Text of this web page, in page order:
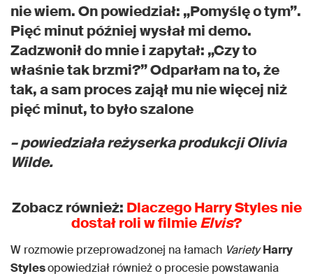
nie wiem. On powiedział: „Pomyślę o tym”.
Pięć minut później wysłał mi demo.
Zadzwonił do mnie i zapytał: „Czy to
właśnie tak brzmi?” Odparłam na to, że
tak, a sam proces zajął mu nie więcej niż
pięć minut, to było szalone
– powiedziała reżyserka produkcji Olivia
Wilde.
Zobacz również: Dlaczego Harry Styles nie
dostał roli w filmieElvis?
W rozmowie przeprowadzonej na łamach VarietyHarry
Stylesopowiedział również o procesie powstawania